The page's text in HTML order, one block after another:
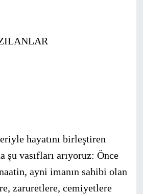
hayatını birleştiren
şu vasıfları arıyoruz: Önce
ayni imanın sahibi olan
zaruretlere, cemiyetlere